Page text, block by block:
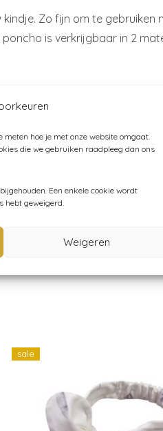
meten hoe je met onze website omgaat.
die we gebruiken raadpleeg dan ons
Een enkele cookie wordt
hebt geweigerd.
Weigeren
Zo fijn om te gebruiken
is verkrijgbaar in 2
Badcapes,Badtijd
sale